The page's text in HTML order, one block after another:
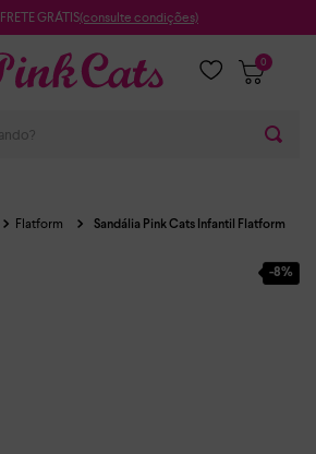
FRETE GRÁTIS(consulte condições)
0
Flatform
Sandália Pink Cats Infantil Flatform
-8%